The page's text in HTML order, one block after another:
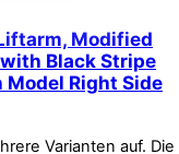
Modified
with Black Stripe
Model Right Side
Varianten auf. Die